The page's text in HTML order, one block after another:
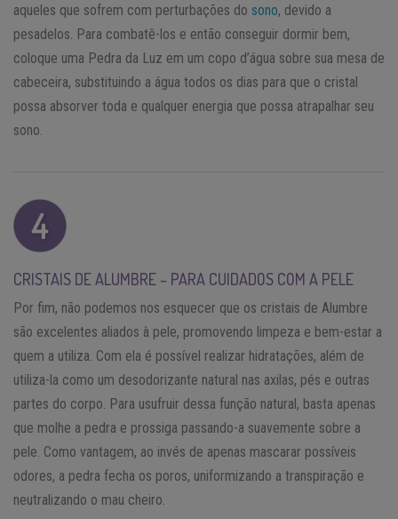
aqueles que sofrem com perturbações do sono, devido a
pesadelos. Para combatê-los e então conseguir dormir bem,
coloque uma Pedra da Luz em um copo d’água sobre sua mesa de
cabeceira, substituindo a água todos os dias para que o cristal
possa absorver toda e qualquer energia que possa atrapalhar seu
sono.
CRISTAIS DE ALUMBRE – PARA CUIDADOS COM A PELE
Por fim, não podemos nos esquecer que os cristais de Alumbre
são excelentes aliados à pele, promovendo limpeza e bem-estar a
quem a utiliza. Com ela é possível realizar hidratações, além de
utiliza-la como um desodorizante natural nas axilas, pés e outras
partes do corpo. Para usufruir dessa função natural, basta apenas
que molhe a pedra e prossiga passando-a suavemente sobre a
pele. Como vantagem, ao invés de apenas mascarar possíveis
odores, a pedra fecha os poros, uniformizando a transpiração e
neutralizando o mau cheiro.